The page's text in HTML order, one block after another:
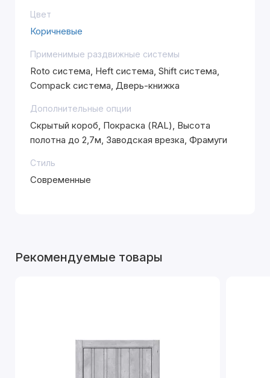
Цвет
Коричневые
Применимые раздвижные системы
Roto система, Heft система, Shift система,
Compack система, Дверь-книжка
Дополнительные опции
Скрытый короб, Покраска (RAL), Высота
полотна до 2,7м, Заводская врезка, Фрамуги
Стиль
Современные
Рекомендуемые товары